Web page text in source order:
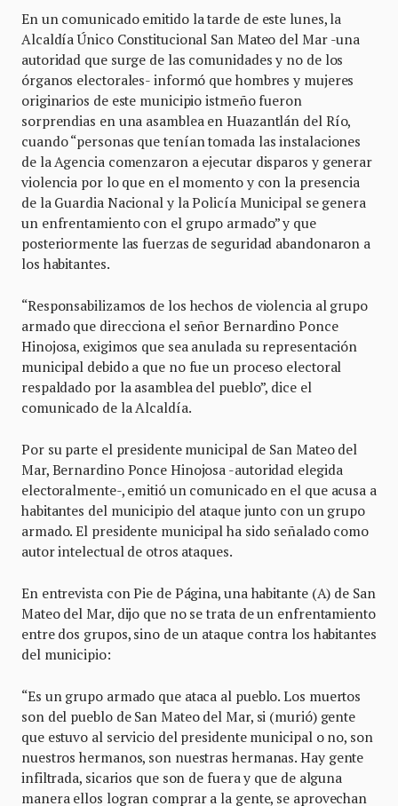
En un comunicado emitido la tarde de este lunes, la
Alcaldía Único Constitucional San Mateo del Mar -una
autoridad que surge de las comunidades y no de los
órganos electorales- informó que hombres y mujeres
originarios de este municipio istmeño fueron
sorprendias en una asamblea en Huazantlán del Río,
cuando “personas que tenían tomada las instalaciones
de la Agencia comenzaron a ejecutar disparos y generar
violencia por lo que en el momento y con la presencia
de la Guardia Nacional y la Policía Municipal se genera
un enfrentamiento con el grupo armado” y que
posteriormente las fuerzas de seguridad abandonaron a
los habitantes.
“Responsabilizamos de los hechos de violencia al grupo
armado que direcciona el señor Bernardino Ponce
Hinojosa, exigimos que sea anulada su representación
municipal debido a que no fue un proceso electoral
respaldado por la asamblea del pueblo”, dice el
comunicado de la Alcaldía.
Por su parte el presidente municipal de San Mateo del
Mar, Bernardino Ponce Hinojosa -autoridad elegida
electoralmente-, emitió un comunicado en el que acusa a
habitantes del municipio del ataque junto con un grupo
armado. El presidente municipal ha sido señalado como
autor intelectual de otros ataques.
En entrevista con Pie de Página, una habitante (A) de San
Mateo del Mar, dijo que no se trata de un enfrentamiento
entre dos grupos, sino de un ataque contra los habitantes
del municipio:
“Es un grupo armado que ataca al pueblo. Los muertos
son del pueblo de San Mateo del Mar, si (murió) gente
que estuvo al servicio del presidente municipal o no, son
nuestros hermanos, son nuestras hermanas. Hay gente
infiltrada, sicarios que son de fuera y que de alguna
manera ellos logran comprar a la gente, se aprovechan